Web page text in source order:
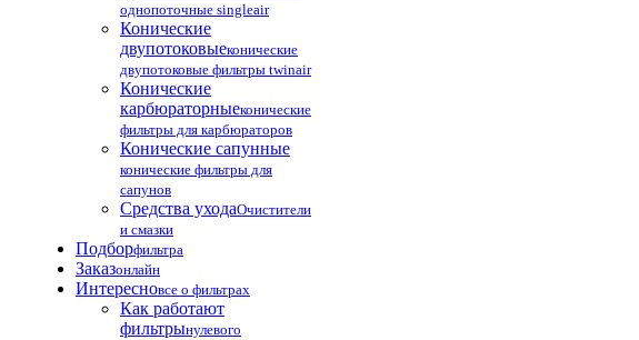
однопоточные singleair
Конические
двупотоковыеконические
двупотоковые фильтры twinair
Конические
карбюраторныеконические
фильтры для карбюраторов
Конические сапунные
конические фильтры для
сапунов
Средства уходаОчистители
и смазки
Подборфильтра
Заказонлайн
Интересновсе о фильтрах
Как работают
фильтрынулевого